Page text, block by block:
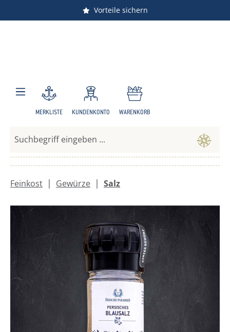
Zum Hauptinhalt springen
Vorteile sichern
Versandkostenfrei ab 150 €
MERKLISTE KUNDENKONTO WARENKORB
Feinkost | Gewürze | Salz
Bildergalerie überspringen